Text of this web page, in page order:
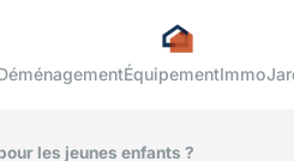
ÉquipementImmo
les jeunes enfants ?